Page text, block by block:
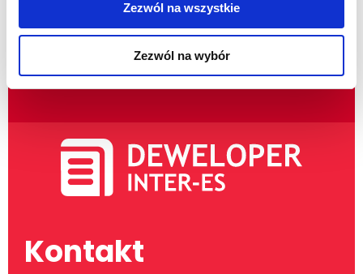
Zezwól na wszystkie
Zezwól na wybór
Kontakt